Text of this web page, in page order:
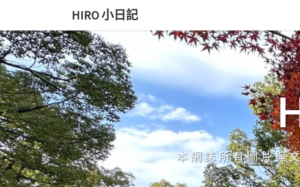
to
content
HIRO 小日記
本網誌所有圖片與